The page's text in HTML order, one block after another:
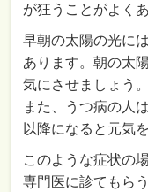
が狂うことがよく
早朝の太陽の光に
あります。朝の太
気にさせましょう。
また、うつ病の人
以降になると元気
このような症状の
専門医に診てもら